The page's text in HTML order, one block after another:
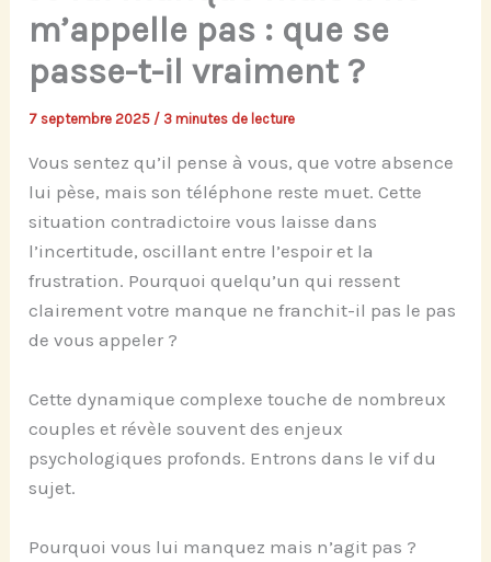
m’appelle pas : que se
passe-t-il vraiment ?
7 septembre 2025 / 3 minutes de lecture
Vous sentez qu’il pense à vous, que votre absence
lui pèse, mais son téléphone reste muet. Cette
situation contradictoire vous laisse dans
l’incertitude, oscillant entre l’espoir et la
frustration. Pourquoi quelqu’un qui ressent
clairement votre manque ne franchit-il pas le pas
de vous appeler ?
Cette dynamique complexe touche de nombreux
couples et révèle souvent des enjeux
psychologiques profonds. Entrons dans le vif du
sujet.
Pourquoi vous lui manquez mais n’agit pas ?